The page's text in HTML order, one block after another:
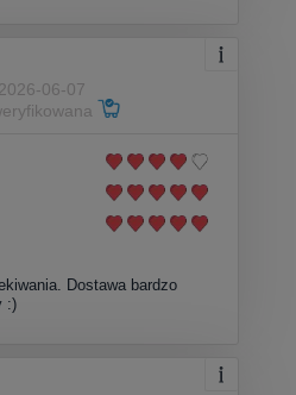
06-07
Dostawa bardzo
:)